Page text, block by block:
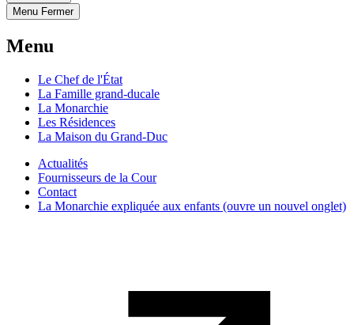
Menu Fermer
Menu
Le Chef de l'État
La Famille grand-ducale
La Monarchie
Les Résidences
La Maison du Grand-Duc
Actualités
Fournisseurs de la Cour
Contact
La Monarchie expliquée aux enfants (ouvre un nouvel onglet)